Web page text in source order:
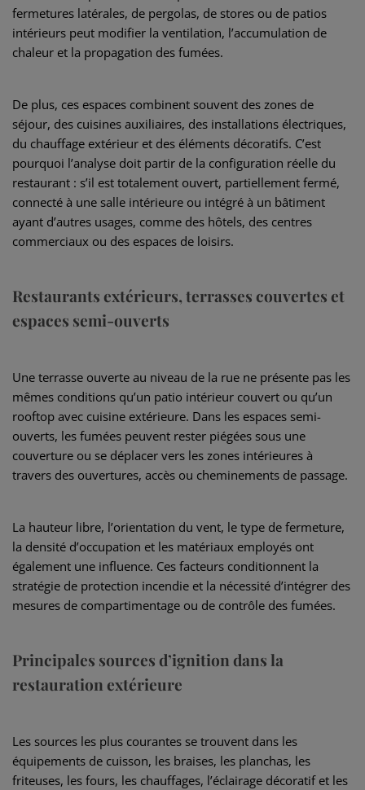
fermetures latérales, de pergolas, de stores ou de patios
intérieurs peut modifier la ventilation, l’accumulation de
chaleur et la propagation des fumées.
De plus, ces espaces combinent souvent des zones de
séjour, des cuisines auxiliaires, des installations électriques,
du chauffage extérieur et des éléments décoratifs. C’est
pourquoi l’analyse doit partir de la configuration réelle du
restaurant : s’il est totalement ouvert, partiellement fermé,
connecté à une salle intérieure ou intégré à un bâtiment
ayant d’autres usages, comme des hôtels, des centres
commerciaux ou des espaces de loisirs.
Restaurants extérieurs, terrasses couvertes et
espaces semi-ouverts
Une terrasse ouverte au niveau de la rue ne présente pas les
mêmes conditions qu’un patio intérieur couvert ou qu’un
rooftop avec cuisine extérieure. Dans les espaces semi-
ouverts, les fumées peuvent rester piégées sous une
couverture ou se déplacer vers les zones intérieures à
travers des ouvertures, accès ou cheminements de passage.
La hauteur libre, l’orientation du vent, le type de fermeture,
la densité d’occupation et les matériaux employés ont
également une influence. Ces facteurs conditionnent la
stratégie de protection incendie et la nécessité d’intégrer des
mesures de compartimentage ou de contrôle des fumées.
Principales sources d’ignition dans la
restauration extérieure
Les sources les plus courantes se trouvent dans les
équipements de cuisson, les braises, les planchas, les
friteuses, les fours, les chauffages, l’éclairage décoratif et les